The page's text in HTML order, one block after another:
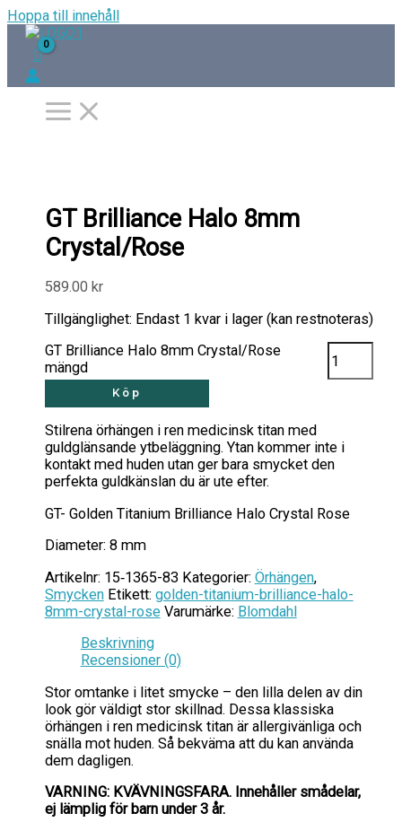
Hoppa till innehåll
GT Brilliance Halo 8mm
Crystal/Rose
589.00 kr
Tillgänglighet: Endast 1 kvar i lager (kan restnoteras)
GT Brilliance Halo 8mm Crystal/Rose
mängd
Köp
Stilrena örhängen i ren medicinsk titan med
guldglänsande ytbeläggning. Ytan kommer inte i
kontakt med huden utan ger bara smycket den
perfekta guldkänslan du är ute efter.
GT- Golden Titanium Brilliance Halo Crystal Rose
Diameter: 8 mm
Artikelnr: 15‑1365-83 Kategorier: Örhängen,
Smycken Etikett: golden-titanium-brilliance-halo-
8mm-crystal-rose Varumärke: Blomdahl
Beskrivning
Recensioner (0)
Stor omtanke i litet smycke – den lilla delen av din
look gör väldigt stor skillnad. Dessa klassiska
örhängen i ren medicinsk titan är allergivänliga och
snälla mot huden. Så bekväma att du kan använda
dem dagligen.
VARNING: KVÄVNINGSFARA. Innehåller smådelar,
ej lämplig för barn under 3 år.